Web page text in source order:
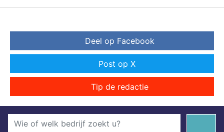
Deel op Facebook
Post op X
Tip de redactie